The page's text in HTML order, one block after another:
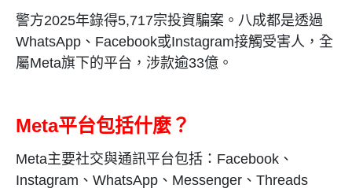
警方2025年錄得5,717宗投資騙案。八成都是透過
WhatsApp 、 Facebook或Instagram接觸受害人，全
屬Meta旗下的平台，涉款逾33億。
Meta平台包括什麼？
Meta主要社交與通訊平台包括： Facebook 、
Instagram 、 WhatsApp 、 Messenger 、 Threads